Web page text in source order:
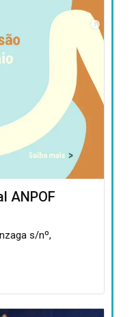
ANPOF
s/nº,